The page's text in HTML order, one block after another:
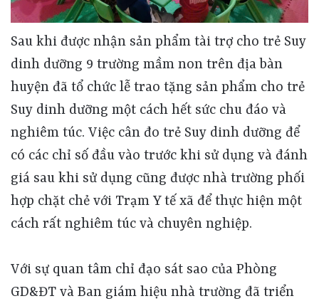
Sau khi được nhận sản phẩm tài trợ cho trẻ Suy
dinh dưỡng 9 trường mầm non trên địa bàn
huyện đã tổ chức lễ trao tặng sản phẩm cho trẻ
Suy dinh dưỡng một cách hết sức chu đáo và
nghiêm túc. Việc cân đo trẻ Suy dinh dưỡng để
có các chỉ số đầu vào trước khi sử dụng và đánh
giá sau khi sử dụng cũng được nhà trường phối
hợp chặt chẻ với Trạm Y tế xã để thực hiện một
cách rất nghiêm túc và chuyên nghiệp.
Với sự quan tâm chỉ đạo sát sao của Phòng
GD&ĐT và Ban giám hiệu nhà trường đã triển